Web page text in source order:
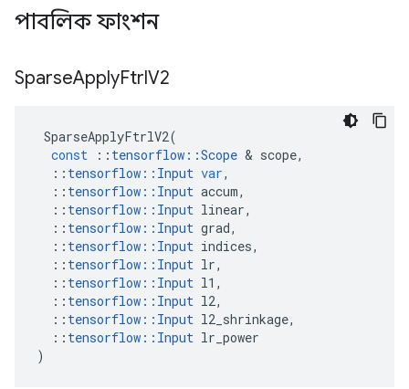
পাবলিক ফাংশন
SparseApplyFtrlV2
SparseApplyFtrlV2(
const
:: tensorflow ::Scope & scope,
:: tensorflow :: Input var,
:: tensorflow :: Input accum,
:: tensorflow :: Input linear,
:: tensorflow :: Input grad,
:: tensorflow :: Input indices,
:: tensorflow :: Input lr,
:: tensorflow :: Input l1 ,
:: tensorflow :: Input l2,
:: tensorflow :: Input l2_shrinkage,
:: tensorflow :: Input lr_power
)